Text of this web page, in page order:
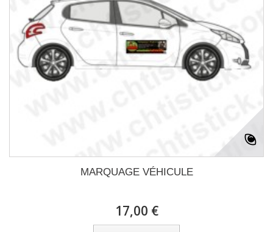
MARQUAGE VÉHICULE
17,00 €